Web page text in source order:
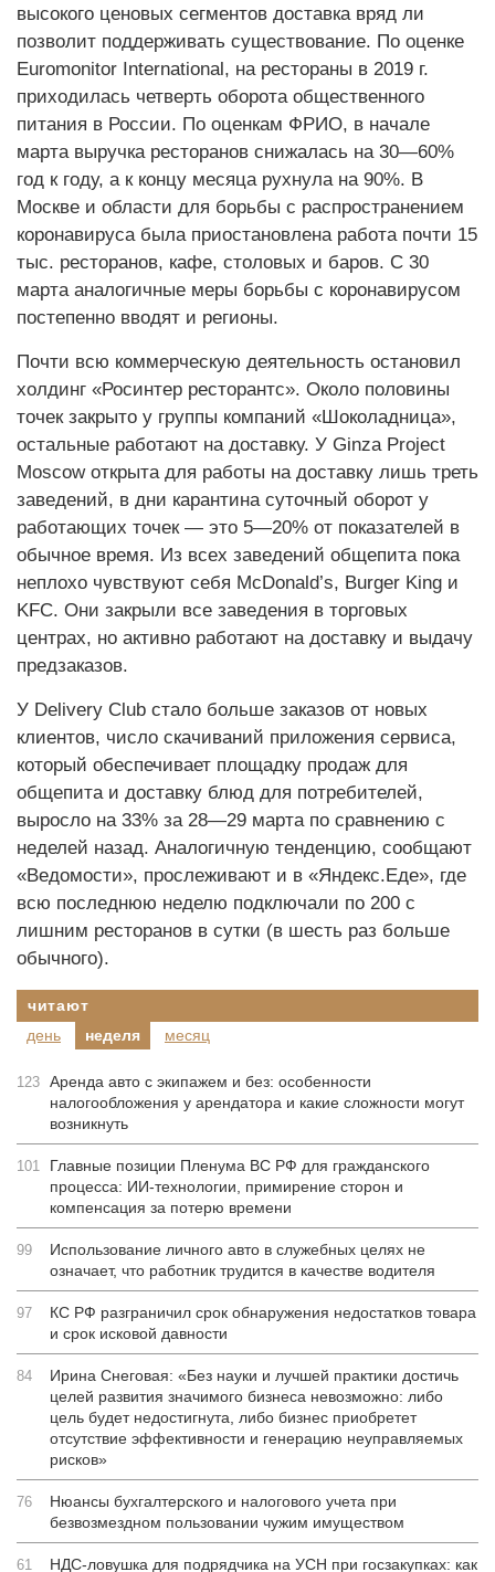
высокого ценовых сегментов доставка вряд ли
позволит поддерживать существование. По оценке
Euromonitor International, на рестораны в 2019 г.
приходилась четверть оборота общественного
питания в России. По оценкам ФРИО, в начале
марта выручка ресторанов снижалась на 30—60%
год к году, а к концу месяца рухнула на 90%. В
Москве и области для борьбы с распространением
коронавируса была приостановлена работа почти 15
тыс. ресторанов, кафе, столовых и баров. С 30
марта аналогичные меры борьбы с коронавирусом
постепенно вводят и регионы.
Почти всю коммерческую деятельность остановил
холдинг «Росинтер ресторантс». Около половины
точек закрыто у группы компаний «Шоколадница»,
остальные работают на доставку. У Ginza Project
Moscow открыта для работы на доставку лишь треть
заведений, в дни карантина суточный оборот у
работающих точек — это 5—20% от показателей в
обычное время. Из всех заведений общепита пока
неплохо чувствуют себя McDonald’s, Burger King и
KFC. Они закрыли все заведения в торговых
центрах, но активно работают на доставку и выдачу
предзаказов.
У Delivery Club стало больше заказов от новых
клиентов, число скачиваний приложения сервиса,
который обеспечивает площадку продаж для
общепита и доставку блюд для потребителей,
выросло на 33% за 28—29 марта по сравнению с
неделей назад. Аналогичную тенденцию, сообщают
«Ведомости», прослеживают и в «Яндекс.Еде», где
всю последнюю неделю подключали по 200 с
лишним ресторанов в сутки (в шесть раз больше
обычного).
читают
день
неделя месяц
123 Аренда авто с экипажем и без: особенности
налогообложения у арендатора и какие сложности могут
возникнуть
101
Главные позиции Пленума ВС РФ для гражданского
процесса: ИИ-технологии, примирение сторон и
компенсация за потерю времени
99
Использование личного авто в служебных целях не
означает, что работник трудится в качестве водителя
97
КС РФ разграничил срок обнаружения недостатков товара
и срок исковой давности
84
Ирина Снеговая: «Без науки и лучшей практики достичь
целей развития значимого бизнеса невозможно: либо
цель будет недостигнута, либо бизнес приобретет
отсутствие эффективности и генерацию неуправляемых
рисков»
76
Нюансы бухгалтерского и налогового учета при
безвозмездном пользовании чужим имуществом
61 НДС-ловушка для подрядчика на УСН при госзакупках: как